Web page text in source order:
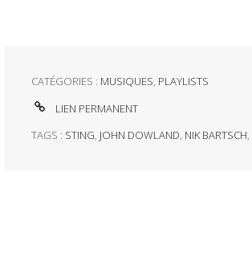
CATÉGORIES : MUSIQUES, PLAYLISTS
LIEN PERMANENT
TAGS : STING, JOHN DOWLAND, NIK BARTSCH,